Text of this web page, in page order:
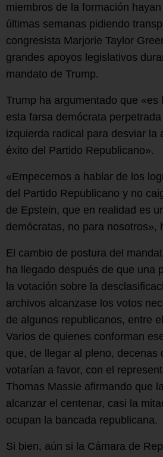
miembros de la formación
últimas semanas pidiendo
congresista Marjorie Taylor
grandes apoyos legislativos
mandato de Trump.
Trump ha argumentado que «es
esta farsa demócrata
izquierda radical para desviar la
éxito del Partido Republicano».
«Empecemos a hablar de los
del Partido Republicano y no
de Epstein, que en realidad es
demócratas, no para nosotros»,
El cambio de postura del
ha llegado después de que una
la votación sobre la
archivos alcanzase los votos
de algunos republicanos, entre
Varios de quienes conforman
que, de llegar al pleno, decenas
votarían a favor, con el
Thomas Massie afirmando que
alcanzar el centenar, casi la
ocupan la bancada republicana.
Si bien, aún si la Cámara de